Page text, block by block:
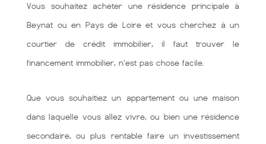
Vous souhaitez acheter une résidence principale à
Beynat ou en Pays de Loire et vous cherchez à un
courtier de crédit immobilier, il faut trouver le
financement immobilier, n'est pas chose facile.
Que vous souhaitiez un appartement ou une maison
dans laquelle vous allez vivre, ou bien une résidence
secondaire, ou plus rentable faire un investissement